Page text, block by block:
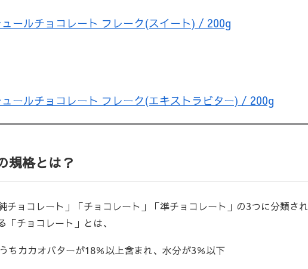
ールチョコレート フレーク(スイート) / 200g
ールチョコレート フレーク(エキストラビター) / 200g
規格とは？
チョコレート」「チョコレート」「準チョコレート」の3つに分類され
チョコレート」とは、
ちカカオバターが18％以上含まれ、水分が3％以下